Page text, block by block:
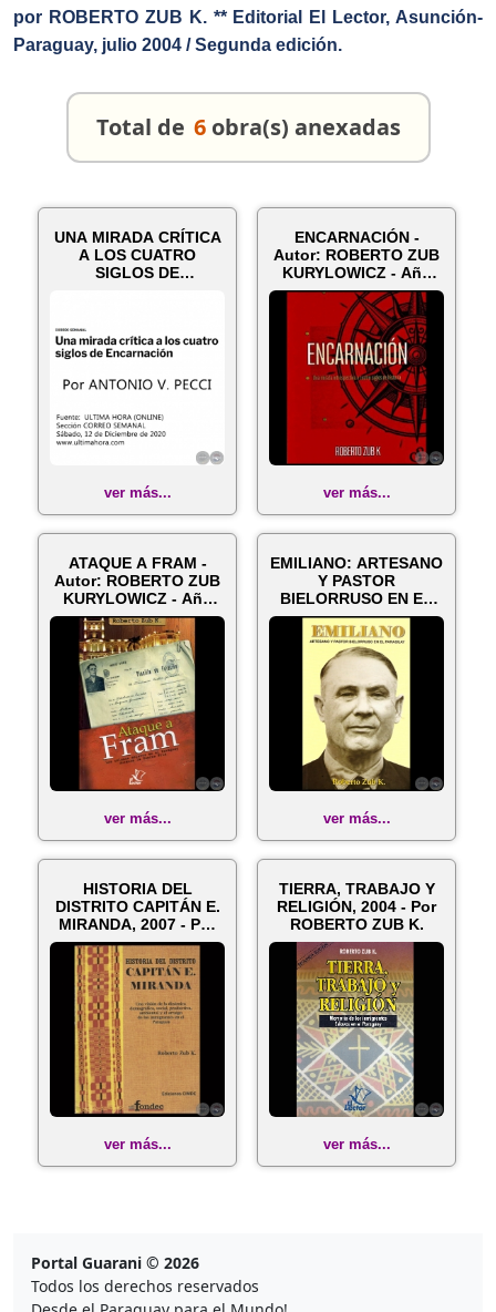
por ROBERTO ZUB K. ** Editorial El Lector, Asunción-
Paraguay, julio 2004 / Segunda edición.
Total de 6 obra(s) anexadas
UNA MIRADA CRÍTICA
A LOS CUATRO
SIGLOS DE
ver más...
ENCARNACIÓN -
Autor: ROBERTO ZUB
KURYLOWICZ - Año
2020
ver más...
ATAQUE A FRAM -
Autor: ROBERTO ZUB
KURYLOWICZ - Año
2011
ver más...
EMILIANO: ARTESANO
Y PASTOR
BIELORRUSO EN EL
PARAGUAY - Por
ROBER...
ver más...
HISTORIA DEL
DISTRITO CAPITÁN E.
MIRANDA, 2007 - Por
ROBERTO ZUB ...
ver más...
TIERRA, TRABAJO Y
RELIGIÓN, 2004 - Por
ROBERTO ZUB K.
ver más...
Portal Guarani © 2026
Todos los derechos reservados